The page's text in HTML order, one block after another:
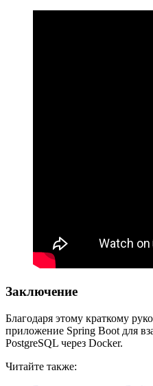
Заключение
Благодаря этому краткому
приложение Spring Boot для
PostgreSQL через Docker.
Читайте также: